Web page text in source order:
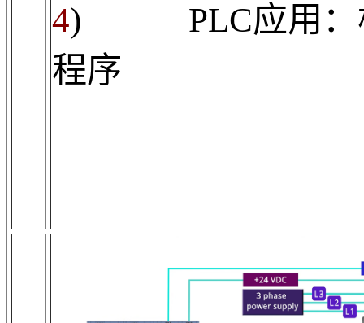
4) PLC应用
程序